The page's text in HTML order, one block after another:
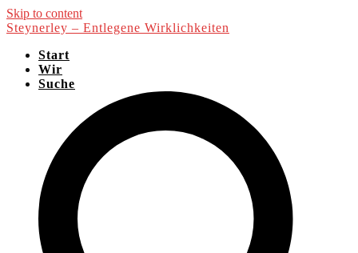
Skip to content
Steynerley – Entlegene Wirklichkeiten
Start
Wir
Suche